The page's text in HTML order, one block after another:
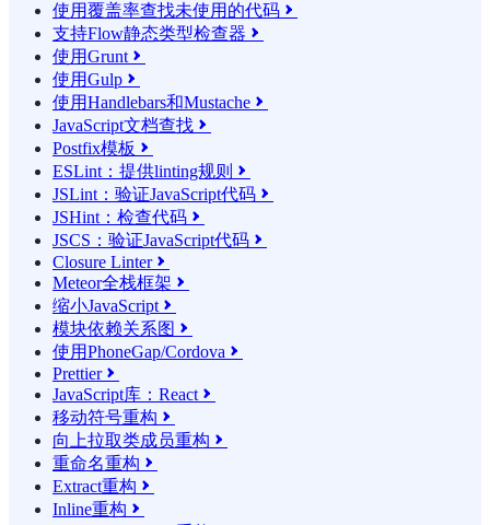
使用覆盖率查找未使用的代码 
支持Flow静态类型检查器 
使用Grunt 
使用Gulp 
使用Handlebars和Mustache 
JavaScript文档查找 
Postfix模板 
ESLint：提供linting规则 
JSLint：验证JavaScript代码 
JSHint：检查代码 
JSCS：验证JavaScript代码 
Closure Linter
Meteor全栈框架 
缩小JavaScript 
模块依赖关系图 
使用PhoneGap/Cordova 
Prettier
JavaScript库：React 
移动符号重构 
向上拉取类成员重构 
重命名重构 
Extract重构 
Inline重构 